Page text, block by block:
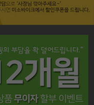
코 라이프